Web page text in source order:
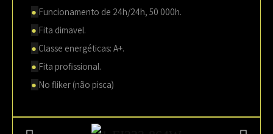
● Funcionamento de 24h/24h, 50 000h.
● Fita dimavel.
● Classe energéticas: A+.
● Fita profissional.
● No fliker (não pisca)